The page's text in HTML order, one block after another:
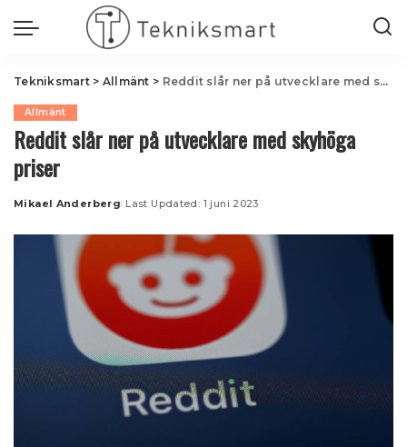
Tekniksmart> Allmänt > Reddit slår ner på utvecklare med skyhöga priser
Allmänt
Reddit slår ner på utvecklare med skyhöga
priser
Posted
Mikael Anderberg Last Updated: 1 juni 2023